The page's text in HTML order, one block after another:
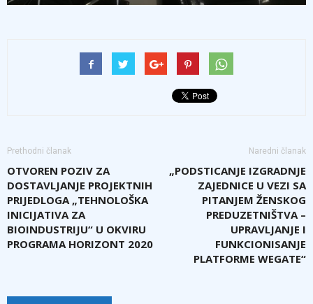
Prethodni članak
OTVOREN POZIV ZA
DOSTAVLJANJE PROJEKTNIH
PRIJEDLOGA „TEHNOLOŠKA
INICIJATIVA ZA
BIOINDUSTRIJU“ U OKVIRU
PROGRAMA HORIZONT 2020
Naredni članak
„PODSTICANJE IZGRADNJE
ZAJEDNICE U VEZI SA
PITANJEM ŽENSKOG
PREDUZETNIŠTVA –
UPRAVLJANJE I
FUNKCIONISANJE
PLATFORME WEGATE“